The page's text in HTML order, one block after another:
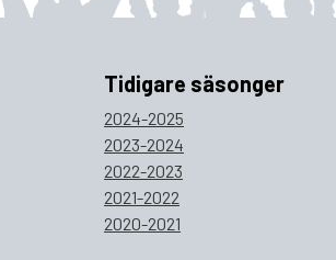
Tidigare säsonger
2024-2025
2023-2024
2022-2023
2021-2022
2020-2021